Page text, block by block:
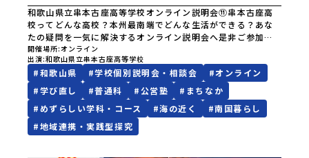
和歌山県立串本古座高等学校オンライン説明会⑪串本古座高
校ってどんな高校？本州最南端でどんな生活ができる？あな
たの疑問を一気に解決するオンライン説明会へ是非ご参加く
ださい。本州最南端に宇宙留学する「宇宙探究コース」豊か
な地域資源から体験的に学ぶ「地域探究コース」あなたの青
春を串本古座高校に賭けてみませんか。
開催場所 オンライン
出演 和歌山県立串本古座高等学校
#和歌山県 #学校個別説明会・相談会 #オンライン
#学び直し #普通科 #公営塾 # まちなか
#めずらしい学科・コース #海の近く #南国暮らし
#地域連携・実践型探究